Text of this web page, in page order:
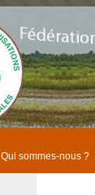
Qui sommes-nous ?